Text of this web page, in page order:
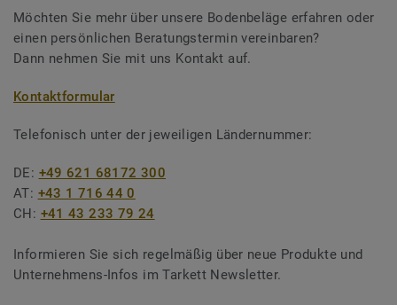
Möchten Sie mehr über unsere Bodenbeläge erfahren oder
einen persönlichen Beratungstermin vereinbaren?
Dann nehmen Sie mit uns Kontakt auf.
Kontaktformular
Telefonisch unter der jeweiligen Ländernummer:
DE: +49 621 68172 300
AT: +43 1 716 44 0
CH: +41 43 233 79 24
Informieren Sie sich regelmäßig über neue Produkte und
Unternehmens-Infos im Tarkett Newsletter.